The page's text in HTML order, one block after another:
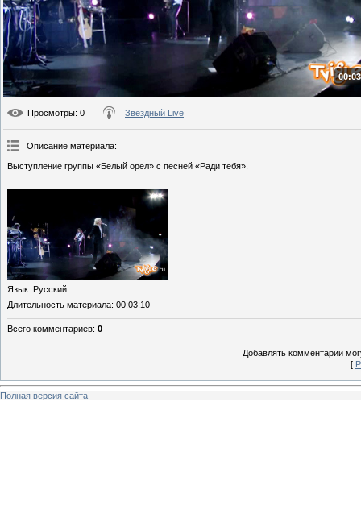
Просмотры: 0 Звездный Live
Описание материала:
Выступление группы «Белый орел» с песней «Ради тебя».
Язык: Русский
Длительность материала: 00:03:10
Всего комментариев: 0
Добавлять комментарии
[
Полная версия сайта